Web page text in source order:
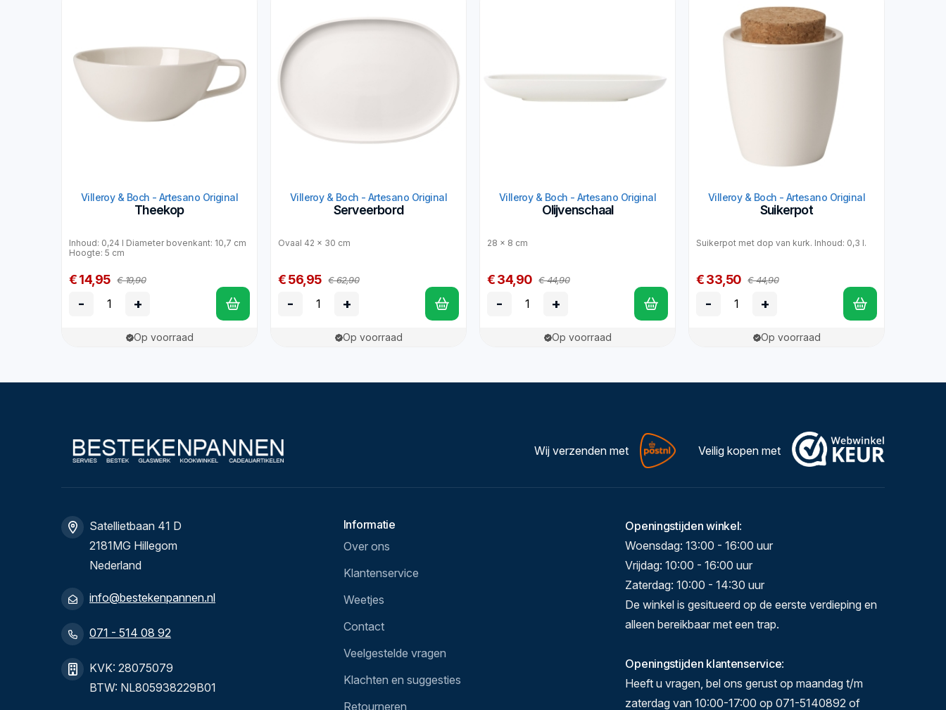
Villeroy & Boch - Artesano Original
Theekop
Inhoud: 0,24 l Diameter bovenkant: 10,7 cm
Hoogte: 5 cm
€ 14,95 € 19,90
- +
Op voorraad
Villeroy & Boch - Artesano Original
Serveerbord
Ovaal 42 x 30 cm
€ 56,95 € 62,90
- +
Op voorraad
Villeroy & Boch - Artesano Original
Olijvenschaal
28 x 8 cm
€ 34,90 € 44,90
- +
Op voorraad
Villeroy & Boch - Artesano Original
Suikerpot
Suikerpot met dop van kurk. Inhoud: 0,3 l.
€ 33,50 € 44,90
- +
Op voorraad
Wij verzenden met Veilig kopen met
Satellietbaan 41 D
2181MG Hillegom
Nederland
info@bestekenpannen.nl
071 - 514 08 92
KVK: 28075079
BTW: NL805938229B01
Informatie
Over ons
Klantenservice
Weetjes
Contact
Veelgestelde vragen
Klachten en suggesties
Retourneren
Openingstijden winkel:
Woensdag: 13:00 - 16:00 uur
Vrijdag: 10:00 - 16:00 uur
Zaterdag: 10:00 - 14:30 uur
De winkel is gesitueerd op de eerste verdieping en
alleen bereikbaar met een trap.
Openingstijden klantenservice:
Heeft u vragen, bel ons gerust op maandag t/m
zaterdag van 10:00-17:00 op 071-5140892 of